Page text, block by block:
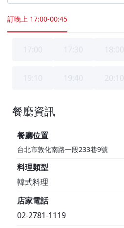
訂晚上 17:00-00:45
17:00 17:30 18:00
19:10 19:40 20:10
餐廳資訊
餐廳位置
台北市敦化南路一段233巷9號
料理類型
韓式料理
店家電話
02-2781-1119